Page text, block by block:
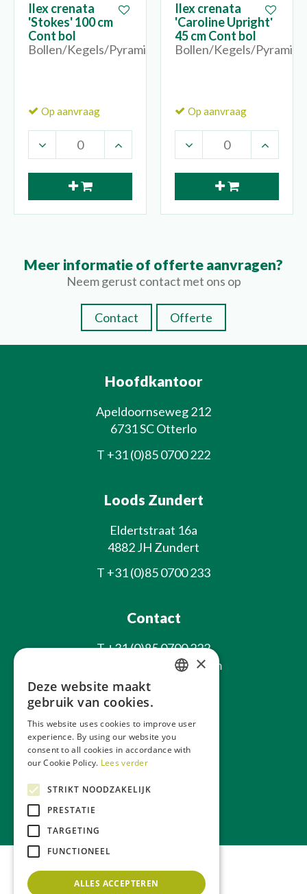
Ilex crenata
'Stokes' 100 cm
Cont bol
Bollen/Kegels/Pyramides
Op aanvraag
Ilex crenata
'Caroline Upright'
45 cm Cont bol
Bollen/Kegels/
Op aanvraag
Meer informatie of offerte aanvragen?
Neem gerust contact met ons op
Contact Offerte
Hoofdkantoor
Apeldoornseweg 212
6731 SC Otterlo
T +31 (0)85 0700 222
Loods Zundert
Eldertstraat 16a
4882 JH Zundert
T +31 (0)85 0700 233
Contact
T+31 (0)85 0700 222
info@laxsjonplants.com
Blijf op de hoogte
Over ons
×
Deze website maakt
gebruik van cookies.
This website uses cookies to improve user
experience. By using our website you
consent to all cookies in accordance with
our Cookie Policy. Lees verder
STRIKT NOODZAKELIJK
PRESTATIE
TARGETING
FUNCTIONEEL
ALLES ACCEPTEREN